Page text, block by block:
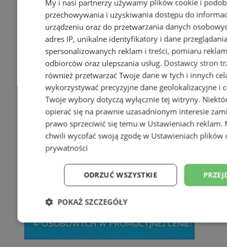
My i nasi partnerzy używamy plików cookie i
przechowywania i uzyskiwania dostępu do
urządzeniu oraz do przetwarzania danych
adres IP, unikalne identyfikatory i dane
spersonalizowanych reklam i treści, pomiaru
odbiorców oraz ulepszania usług. Dostawcy stron
również przetwarzać Twoje dane w tych i innych
wykorzystywać precyzyjne dane geolokalizacyjne i
Twoje wybory dotyczą wyłącznie tej witryny.
opierać się na prawnie uzasadnionym interesie
prawo sprzeciwić się temu w Ustawieniach reklam.
chwili wycofać swoją zgodę w Ustawieniach plików
prywatności
ODRZUĆ WSZYSTKIE
POKAŻ SZCZEGÓŁY
Niezbędne Wydajność